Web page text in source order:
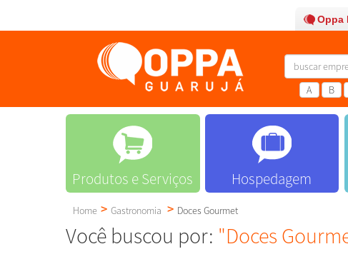
Oppa
A B
Produtos e Serviços Hospedagem
Home Gastronomia Doces Gourmet
Você buscou por: "Doces